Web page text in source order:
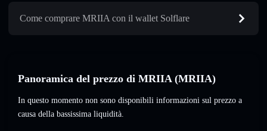
Come comprare MRIIA con il wallet Solflare
Panoramica del prezzo di MRIIA (MRIIA)
In questo momento non sono disponibili informazioni sul prezzo a
causa della bassissima liquidità.